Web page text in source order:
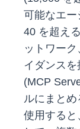
可能なエー
40 を超え
ットワー
イダンス
(MCP
ルにまと
使用すると